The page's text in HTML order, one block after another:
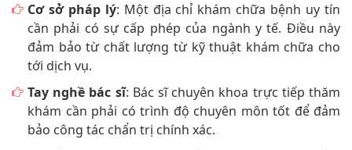
Cơ sở pháp lý: Một địa chỉ khám chữa bệnh uy tín
cần phải có sự cấp phép của ngành y tế. Điều này
đảm bảo từ chất lượng từ kỹ thuật khám chữa cho
tới dịch vụ.
Tay nghề bác sĩ: Bác sĩ chuyên khoa trực tiếp thăm
khám cần phải có trình độ chuyên môn tốt để đảm
bảo công tác chẩn trị chính xác.